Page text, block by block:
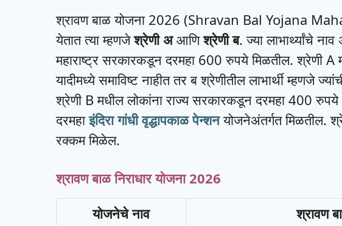
श्रावण बाळ योजना 2026 (Shravan Bal Yojana
येतात त्या म्हणजेश्रेणी अआणिश्रेणी ब. ज्या लाभार्थ्यांचे
महाराष्ट्र सरकारकडून दरमहा 600 रुपये मिळतील. श्रेणी A
यादीमध्ये समाविष्ट नाहीत तर ब श्रेणीतील लाभार्थी म्हणजे
श्रेणी B मधील लोकांना राज्य सरकारकडून दरमहा 400
दरमहाइंदिरा गांधी वृद्धापकाळ पेन्शनयोजनेअंतर्गत मिळतील.
रक्कम मिळेल.
श्रावण बाळ निराधार योजना 2026
योजनेचे नाव
श्रावण